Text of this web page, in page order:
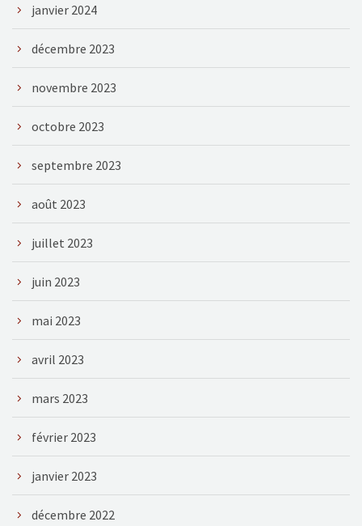
janvier 2024
décembre 2023
novembre 2023
octobre 2023
septembre 2023
août 2023
juillet 2023
juin 2023
mai 2023
avril 2023
mars 2023
février 2023
janvier 2023
décembre 2022